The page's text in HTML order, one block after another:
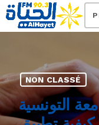
NON CLASSÉ
التونسية